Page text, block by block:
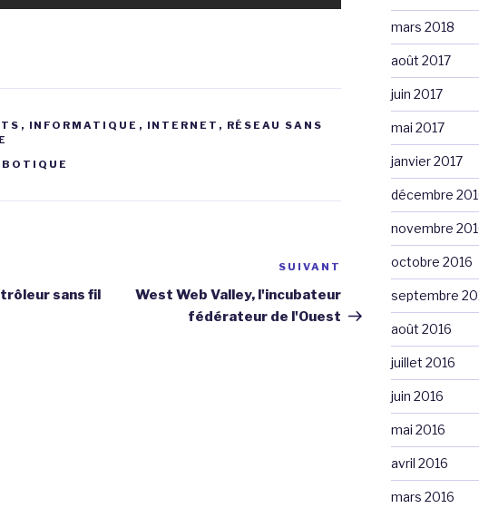
, INFORMATIQUE , INTERNET , RÉSEAU SANS
sans fil
Article
suivant
SUIVANT
West Web Valley, l'incubateur
fédérateur de l'Ouest
mars 2018
août 2017
juin 2017
mai 2017
janvier 2017
décembre
novembre
octobre 2016
septembre
août 2016
juillet 2016
juin 2016
mai 2016
avril 2016
mars 2016